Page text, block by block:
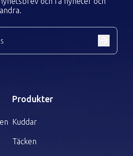
Produkter
Kuddar
Täcken